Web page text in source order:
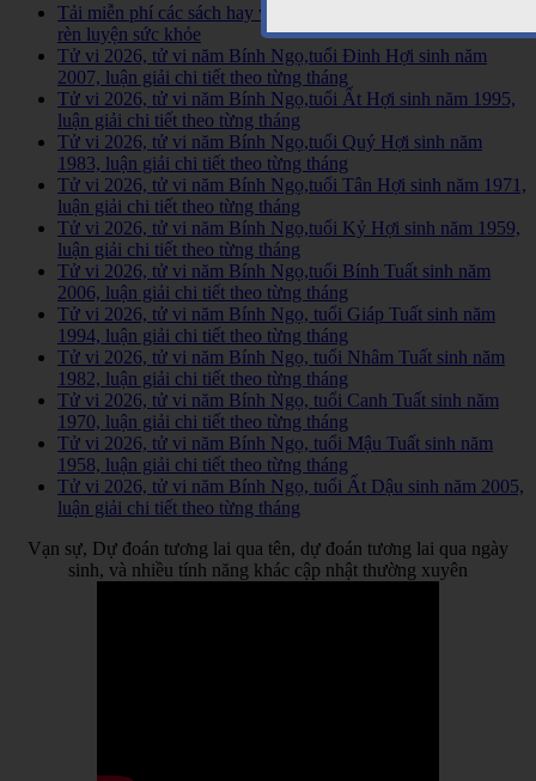
Tải miễn phí các sách hay về tinh hoa võ học trên Thế Giới,
rèn luyện sức khỏe
Tử vi 2026, tử vi năm Bính Ngọ,tuổi Đinh Hợi sinh năm
2007, luận giải chi tiết theo từng tháng
Tử vi 2026, tử vi năm Bính Ngọ,tuổi Ất Hợi sinh năm 1995,
luận giải chi tiết theo từng tháng
Tử vi 2026, tử vi năm Bính Ngọ,tuổi Quý Hợi sinh năm
1983, luận giải chi tiết theo từng tháng
Tử vi 2026, tử vi năm Bính Ngọ,tuổi Tân Hợi sinh năm 1971,
luận giải chi tiết theo từng tháng
Tử vi 2026, tử vi năm Bính Ngọ,tuổi Kỷ Hợi sinh năm 1959,
luận giải chi tiết theo từng tháng
Tử vi 2026, tử vi năm Bính Ngọ,tuổi Bính Tuất sinh năm
2006, luận giải chi tiết theo từng tháng
Tử vi 2026, tử vi năm Bính Ngọ, tuổi Giáp Tuất sinh năm
1994, luận giải chi tiết theo từng tháng
Tử vi 2026, tử vi năm Bính Ngọ, tuổi Nhâm Tuất sinh năm
1982, luận giải chi tiết theo từng tháng
Tử vi 2026, tử vi năm Bính Ngọ, tuổi Canh Tuất sinh năm
1970, luận giải chi tiết theo từng tháng
Tử vi 2026, tử vi năm Bính Ngọ, tuổi Mậu Tuất sinh năm
1958, luận giải chi tiết theo từng tháng
Tử vi 2026, tử vi năm Bính Ngọ, tuổi Ất Dậu sinh năm 2005,
luận giải chi tiết theo từng tháng
Vạn sự, Dự đoán tương lai qua tên, dự đoán tương lai qua ngày
sinh, và nhiều tính năng khác cập nhật thường xuyên